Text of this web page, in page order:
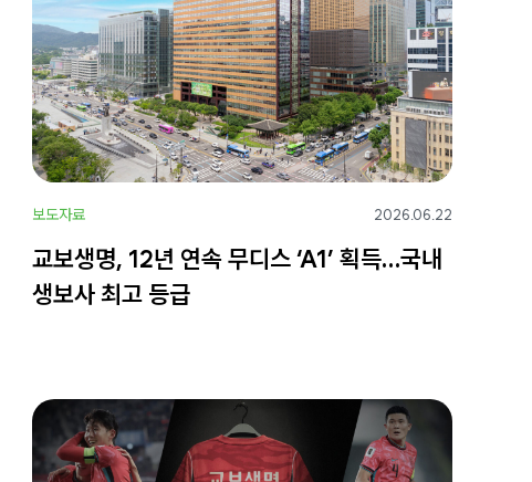
보도자료 2026.06.22
교보생명, 12년 연속 무디스 ‘A1’ 획득…국내
생보사 최고 등급